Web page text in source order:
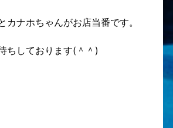
カナホちゃんがお店当番です。
ちしております(＾＾)